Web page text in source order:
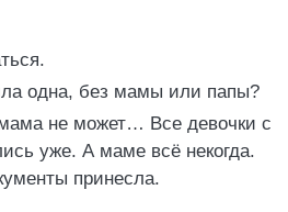
одна, без мамы или папы?
не может… Все девочки с
уже. А маме всё некогда.
принесла.